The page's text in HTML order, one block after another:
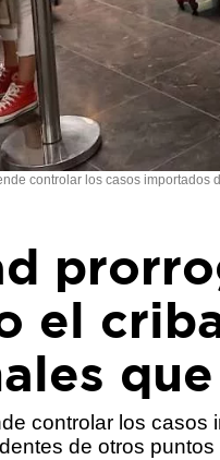
controlar los casos
el
controlar los casos
de otros puntos